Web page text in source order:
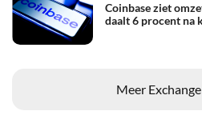
Coinbase ziet
daalt 6 procent na
Meer